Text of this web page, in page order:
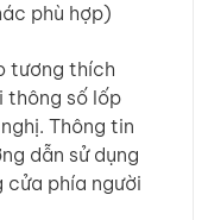
phù hợp)
tương thích
thông số lốp
Thông tin
dẫn sử dụng
cửa phía người